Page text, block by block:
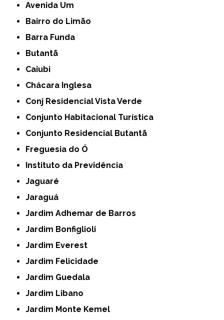
Avenida Um
Bairro do Limão
Barra Funda
Butantã
Caiubi
Chácara Inglesa
Conj Residencial Vista Verde
Conjunto Habitacional Turística
Conjunto Residencial Butantã
Freguesia do Ó
Instituto da Previdência
Jaguaré
Jaraguá
Jardim Adhemar de Barros
Jardim Bonfiglioli
Jardim Everest
Jardim Felicidade
Jardim Guedala
Jardim Libano
Jardim Monte Kemel